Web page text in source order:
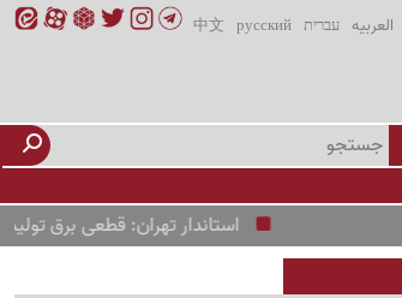
العربیه עברית русский
中文
استاندار تهران: قطعی برق تولیدی‌ها